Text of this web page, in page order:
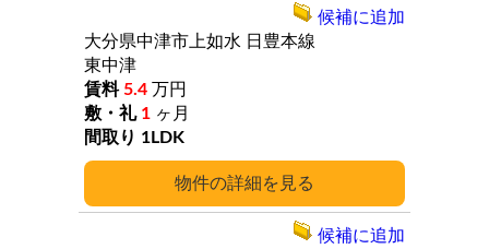
詳細
大分県中津市上如水 日豊本線
東中津
5.4 万円
1 ヶ月
1LDK
候補に追加
候補に追加